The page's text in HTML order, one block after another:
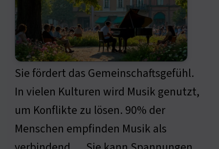
Sie fördert das Gemeinschaftsgefühl.
In vielen Kulturen wird Musik genutzt,
um Konflikte zu lösen. 90% der
Menschen empfinden Musik als